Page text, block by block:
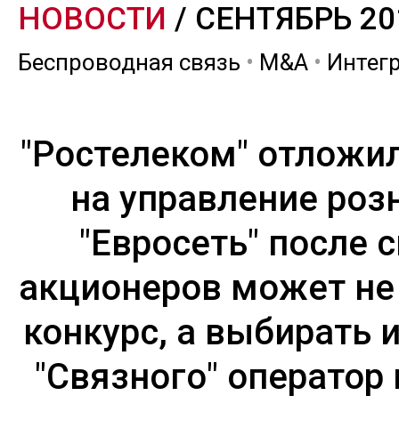
НОВОСТИ / СЕНТЯБРЬ
Беспроводная связь • M&A •
"Ростелеком"
на управление
"Евросеть" после
акционеров может
конкурс, а выбирать
"Связного" оператор